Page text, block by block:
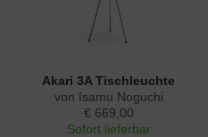
Akari 3A Tischleuchte
von Isamu Noguchi
€ 669,00
Sofort lieferbar